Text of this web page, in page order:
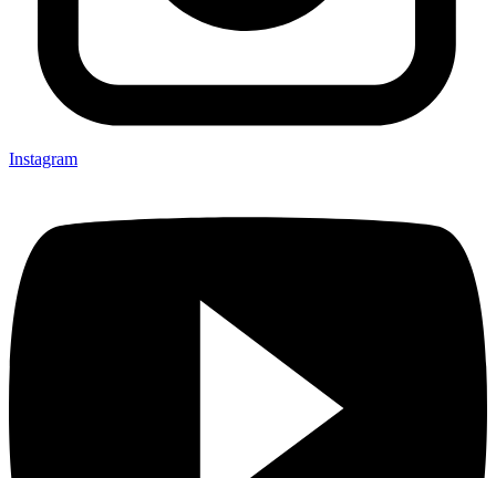
Instagram